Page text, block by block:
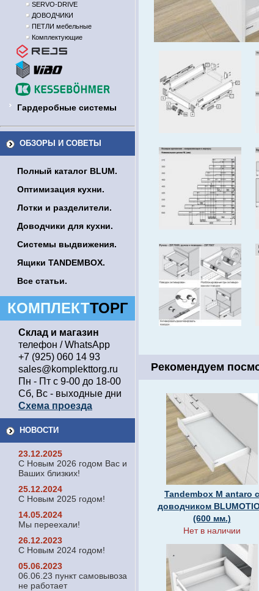
SERVO-DRIVE
ДОВОДЧИКИ
ПЕТЛИ мебельные
Комплектующие
Гардеробные системы
ОБЗОРЫ И СОВЕТЫ
Полный каталог BLUM.
Оптимизация кухни.
Лотки и разделители.
Доводчики для кухни.
Системы выдвижения.
Ящики TANDEMBOX.
Все статьи.
КОМПЛЕКТТОРГ
Склад и магазин
телефон / WhatsApp
+7 (925) 060 14 93
sales@komplekttorg.ru
Пн - Пт с 9-00 до 18-00
Сб, Вс - выходные дни
Схема проезда
НОВОСТИ
23.12.2025
С Новым 2026 годом Вас и
Ваших близких!
25.12.2024
С Новым 2025 годом!
14.05.2024
Мы переехали!
26.12.2023
С Новым 2024 годом!
05.06.2023
06.06.23 пункт самовывоза
не работает
Рекомендуем
Tandembox M antaro c
доводчиком
(600 мм.)
Нет в наличии